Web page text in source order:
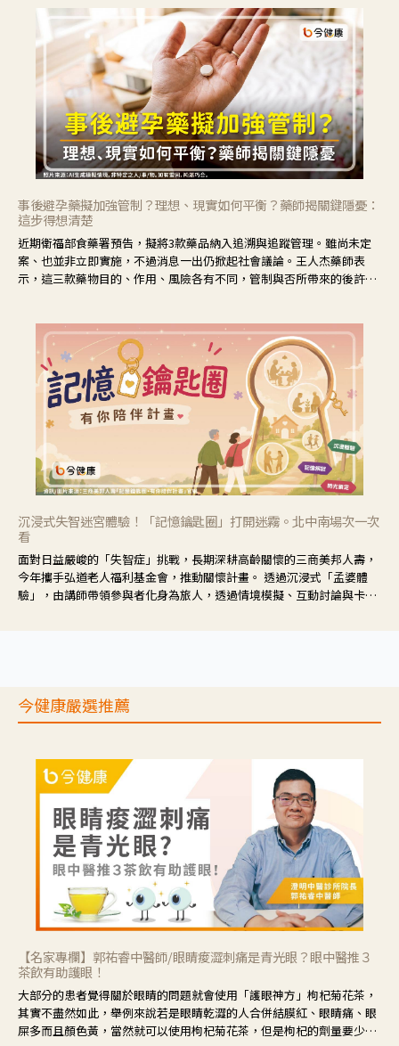
事後避孕藥擬加強管制？理想、現實如何平衡？藥師揭關鍵隱憂：
這步得想清楚
近期衛福部食藥署預告，擬將3款藥品納入追溯與追蹤管理。雖尚未定
案、也並非立即實施，不過消息一出仍掀起社會議論。王人杰藥師表
示，這三款藥物目的、作用、風險各有不同，管制與否所帶來的後許影
沉浸式失智迷宮體驗！「記憶鑰匙圈」打開迷霧。北中南場次一次
看
面對日益嚴峻的「失智症」挑戰，長期深耕高齡關懷的三商美邦人壽，
今年攜手弘道老人福利基金會，推動關懷計畫。 透過沉浸式「孟婆體
驗」，由講師帶領參與者化身為旅人，透過情境模擬、互動討論與卡牌
今健康嚴選推薦
【名家專欄】郭祐睿中醫師/眼睛痠澀刺痛是青光眼？眼中醫推３
茶飲有助護眼！
大部分的患者覺得關於眼睛的問題就會使用「護眼神方」枸杞菊花茶，
其實不盡然如此，舉例來說若是眼睛乾澀的人合併結膜紅、眼睛痛、眼
屎多而且顏色黃，當然就可以使用枸杞菊花茶，但是枸杞的劑量要少，